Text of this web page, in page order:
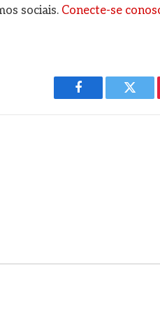
sociais. Conecte-se
Facebook